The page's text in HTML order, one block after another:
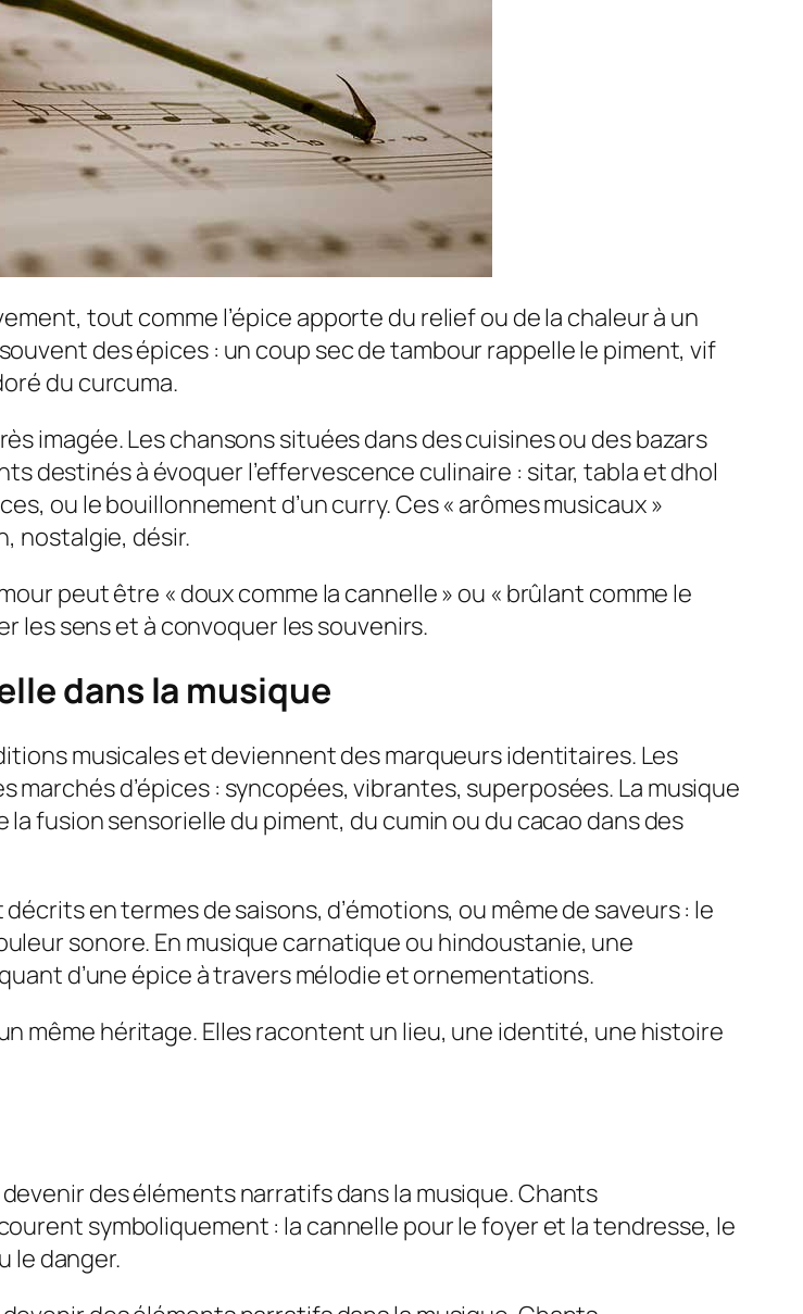
tout comme l’épice apporte du relief ou de la chaleur à un
des épices : un coup sec de tambour rappelle le piment, vif
du curcuma.
imagée. Les chansons situées dans des cuisines ou des bazars
destinés à évoquer l’effervescence culinaire : sitar, tabla et dhol
ou le bouillonnement d’un curry. Ces « arômes musicaux »
nostalgie, désir.
peut être « doux comme la cannelle » ou « brûlant comme le
les sens et à convoquer les souvenirs.
dans la musique
musicales et deviennent des marqueurs identitaires. Les
d’épices : syncopées, vibrantes, superposées. La musique
fusion sensorielle du piment, du cumin ou du cacao dans des
en termes de saisons, d’émotions, ou même de saveurs : le
sonore. En musique carnatique ou hindoustanie, une
d’une épice à travers mélodie et ornementations.
même héritage. Elles racontent un lieu, une identité, une histoire
des éléments narratifs dans la musique. Chants
symboliquement : la cannelle pour le foyer et la tendresse, le
le danger.